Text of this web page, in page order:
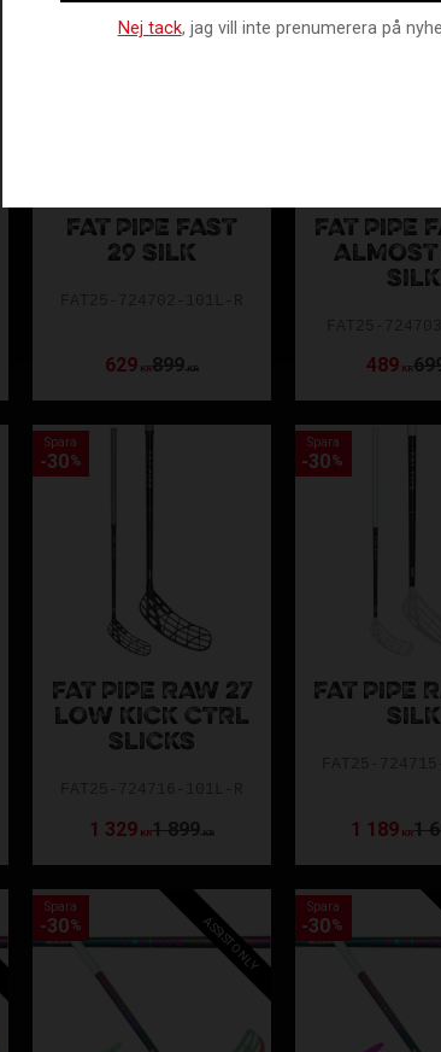
FAT PIPE FAST
29 SILK
629 KR899KR
FAT PIPE
ALMOST
SILK
489 KR
FAT PIPE RAW 27
LOW KICK CTRL
SLICKS
1 329 KR1 899KR
Spara
30%
FAT PIPE
SILK
1 189 KR1
Spara
30%
Spara
30% ASSIST ONLY
Spara
30%
Nej tack, jag vill inte prenumerera på